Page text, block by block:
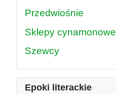
Przedwiośnie
Sklepy cynamonowe
Szewcy
Epoki literackie